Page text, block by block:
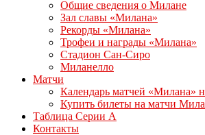
Общие сведения о Милане
Зал славы «Милана»
Рекорды «Милана»
Трофеи и награды «Милана»
Стадион Сан-Сиро
Миланелло
Матчи
Календарь матчей «Милана»
Купить билеты на матчи
Таблица Серии А
Контакты